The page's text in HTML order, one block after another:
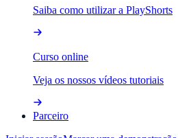
Saiba como utilizar a PlayShorts
Curso online
Veja os nossos vídeos tutoriais
Parceiro